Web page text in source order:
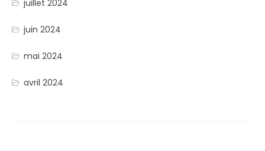
juillet 2024
juin 2024
mai 2024
avril 2024